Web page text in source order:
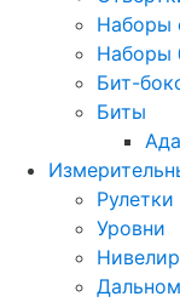
Наборы
Наборы
Бит-
Биты
Уровни